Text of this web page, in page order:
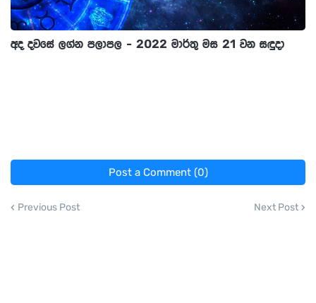
අද දවසේ ලග්න පලාපල - 2022 මාර්තු මස 21 වන සඳුදා
Post a Comment (0)
Previous Post Next Post